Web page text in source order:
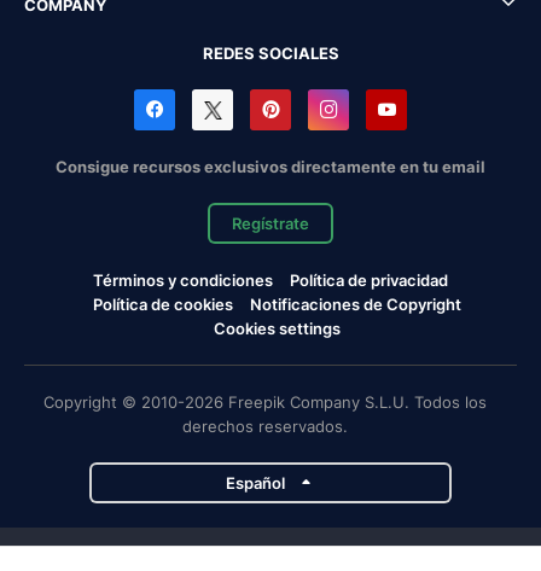
COMPANY
REDES SOCIALES
Consigue recursos exclusivos directamente en tu email
Regístrate
Términos y condiciones
Política de privacidad
Política de cookies
Notificaciones de Copyright
Cookies settings
Copyright © 2010-2026 Freepik Company S.L.U. Todos los
derechos reservados.
Español